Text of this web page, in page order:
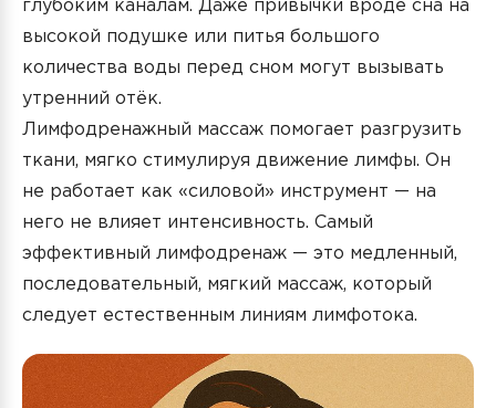
глубоким каналам. Даже привычки вроде сна на
высокой подушке или питья большого
количества воды перед сном могут вызывать
утренний отёк.
Лимфодренажный массаж помогает разгрузить
ткани, мягко стимулируя движение лимфы. Он
не работает как «силовой» инструмент — на
него не влияет интенсивность. Самый
эффективный лимфодренаж — это медленный,
последовательный, мягкий массаж, который
следует естественным линиям лимфотока.